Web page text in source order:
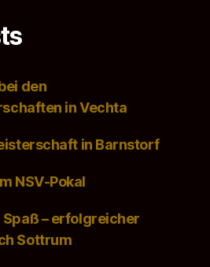
den
in Vechta
in Barnstorf
NSV-Pokal
Spaß – erfolgreicher
Sottrum